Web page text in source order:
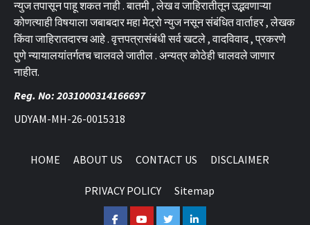
न्युज तपासून पाहू शकत नाही . बातमी , लेख व जाहिरातीतून उद्भवणाऱ्या
कोणत्याही विषयाला जबाबदार महा मेट्रो न्युज नसून संबंधित वार्ताहर , लेखक
किंवा जाहिरातदारच आहे . वृत्तपत्रासंबंधी सर्व खटले , वादविवाद , प्रकरणे
पुणे न्यायालयांतर्गतच चालवले जातील . अन्यत्र कोठेही चालवले जाणार
नाहीत.
Reg. No: 2031000314166697
UDYAM-MH-26-0015318
HOME ABOUT US CONTACT US DISCLAIMER
PRIVACY POLICY Sitemap
FacebookYoutubeTwitterLinkedin